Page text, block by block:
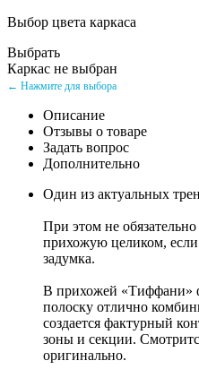
Выбор цвета каркаса
Выбрать
Каркас не выбран
← Нажмите для выбора
Описание
Отзывы о товаре
Задать вопрос
Дополнительно
Один из актуальных
При этом не
прихожую целиком, если
задумка.
В прихожей «Тиффани»
полоску отлично
создается фактурный
зоны и секции.
оригинально.